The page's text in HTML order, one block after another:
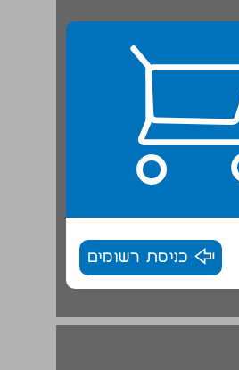
כניסת רשומים